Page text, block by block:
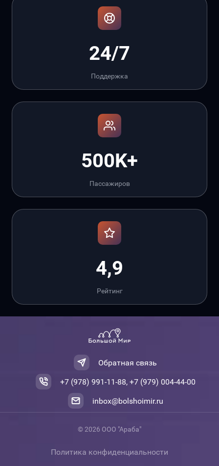
24/7
Поддержка
500K+
Пассажиров
4,9
Рейтинг
Обратная связь
+7 (978) 991-11-88, +7 (979) 004-44-00
inbox@bolshoimir.ru
© 2026 ООО "Араба"
Политика конфиденциальности